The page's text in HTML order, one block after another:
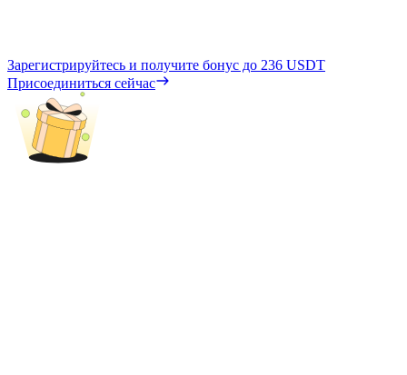
Зарегистрируйтесь и получите бонус до 236 USDT
Присоединиться сейчас